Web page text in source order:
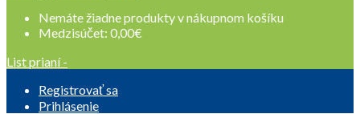
Nemáte žiadne produkty v nákupnom košíku
Medzisúčet: 0,00€
List prianí -
Registrovať sa
Prihlásenie